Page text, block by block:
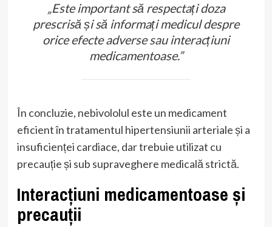
„Este important să respectați doza
prescrisă și să informați medicul despre
orice efecte adverse sau interacțiuni
medicamentoase.”
În concluzie, nebivololul este un medicament
eficient în tratamentul hipertensiunii arteriale și a
insuficienței cardiace, dar trebuie utilizat cu
precauție și sub supraveghere medicală strictă.
Interacțiuni medicamentoase și
precauții